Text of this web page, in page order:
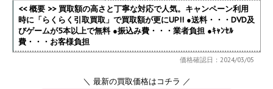
<< 概要 >> 買取額の高さと丁寧な対応で人気。キャンペーン利用
時に「らくらく引取買取」で買取額が更にUP!! ●送料・・・DVD及
びゲームが5本以上で無料 ●振込み費・・・業者負担 ●ｷｬﾝｾﾙ
費・・・お客様負担
価格確認日：2024/03/05
＼ 最新の買取価格はコチラ ／